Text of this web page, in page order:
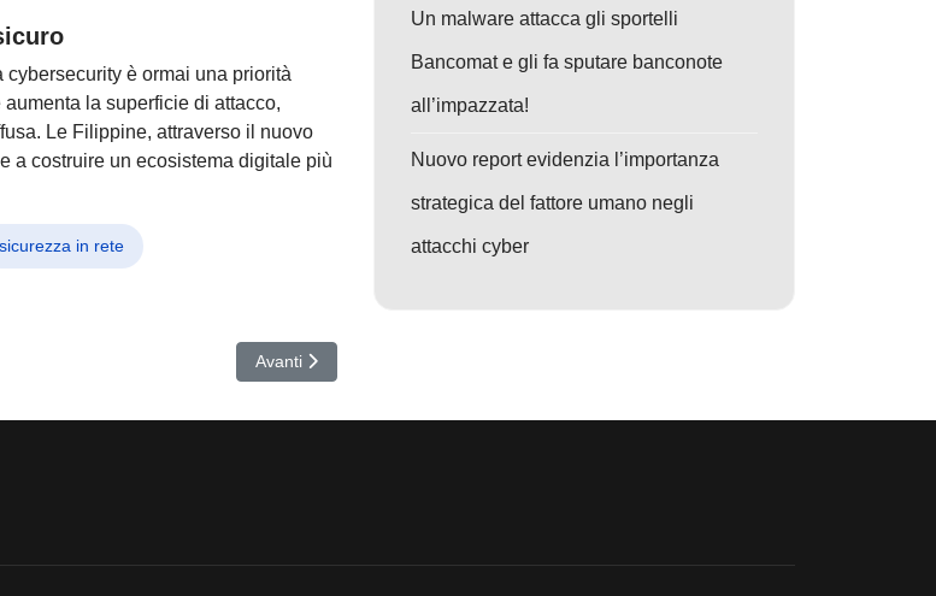
è ormai una priorità
la superficie di attacco,
Le Filippine, attraverso il nuovo
a costruire un ecosistema digitale più
sicurezza in rete
che rivoluziona la cyber-sicurezzaArticolo successivo: Blackout in Iran: Messaggi vocali misteriosi bloccano le chiamate –
Avanti
Un malware attacca gli sportelli
Bancomat e gli fa sputare banconote
all’impazzata!
Nuovo report evidenzia l’importanza
strategica del fattore umano negli
attacchi cyber